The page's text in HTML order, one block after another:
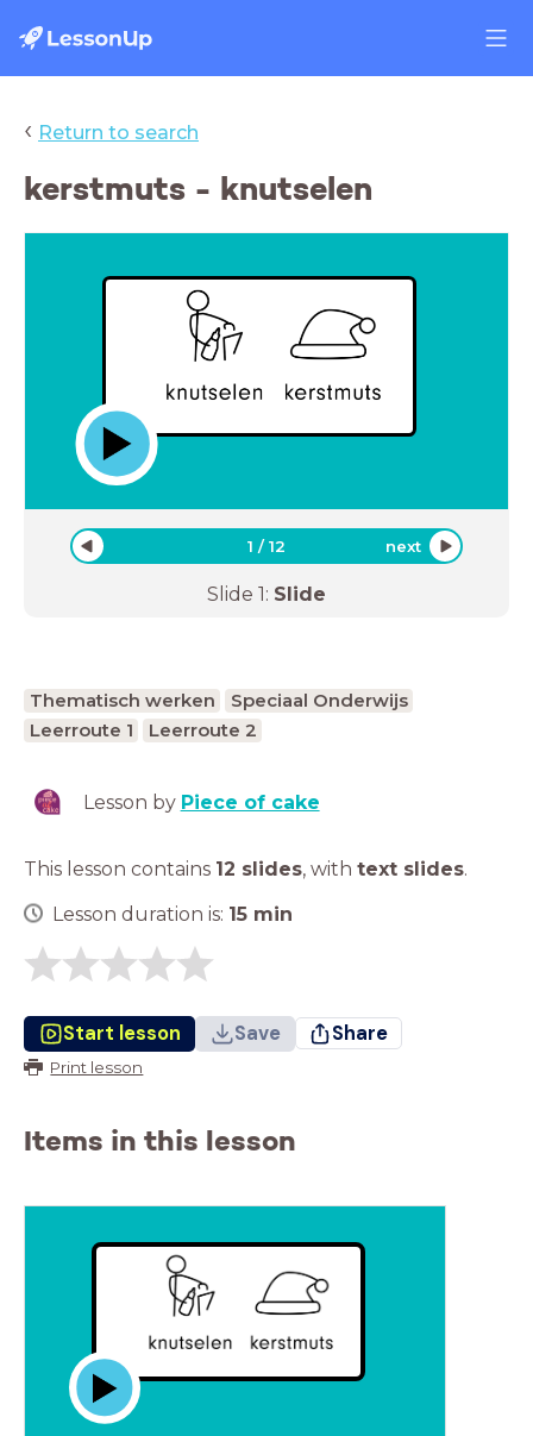
‹ Return to search
kerstmuts - knutselen
1 /12 next
Slide 1: Slide
Thematisch werken
Speciaal Onderwijs
Leerroute 1
Leerroute 2
Lesson by Piece of cake
This lesson contains 12 slides, with text slides.
Lesson duration is: 15 min
Start lesson Save Share
Print lesson
Items in this lesson